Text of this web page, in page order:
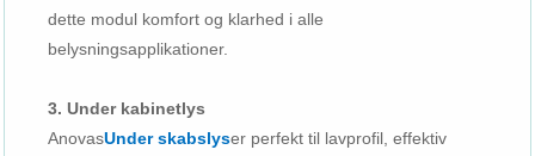
dette modul komfort og klarhed i alle
belysningsapplikationer.
3. Under kabinetlys
AnovasUnder skabslyser perfekt til lavprofil, effektiv